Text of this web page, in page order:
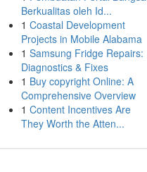
Berkualitas oleh Id...
1 Coastal Development
Projects in Mobile Alabama
1 Samsung Fridge Repairs:
Diagnostics & Fixes
1 Buy copyright Online: A
Comprehensive Overview
1 Content Incentives Are
They Worth the Atten...